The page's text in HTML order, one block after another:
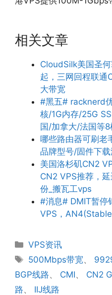
相关文章
CloudSilk美国圣
起，三网回程联
大带宽
#黑五# racknerd
核/1G内存/25G
国/加拿大/法国等8
哪些路由器可刷老
品牌型号/固件下载
美国洛杉矶CN2
CN2 VPS推荐，
份_搬瓦工vps
#消息# DMIT暂停
VPS，
分
类
VPS资讯
标
签
500Mbps带宽、
BGP线路、 CMI、 CN2
路、 IIJ线路